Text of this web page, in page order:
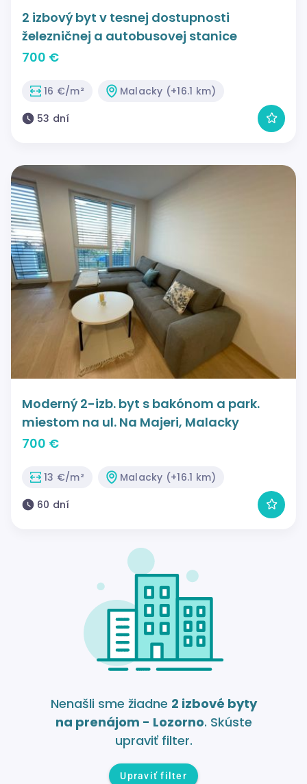
2 izbový byt v tesnej dostupnosti
železničnej a autobusovej stanice
700 €
16 €/m²
Malacky (+16.1 km)
53 dní
Moderný 2-izb. byt s bakónom a park.
miestom na ul. Na Majeri, Malacky
700 €
13 €/m²
Malacky (+16.1 km)
60 dní
Nenašli sme žiadne 2 izbové byty
na prenájom - Lozorno. Skúste
upraviť filter.
Upraviť filter